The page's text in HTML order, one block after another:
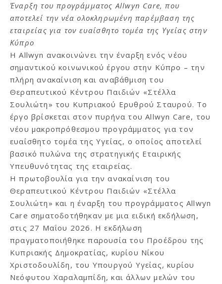
Έναρξη του προγράμματος Allwyn Care, που
αποτελεί την νέα ολοκληρωμένη παρέμβαση της
εταιρείας για τον ευαίσθητο τομέα της Υγείας στην
Κύπρο
Η Allwyn ανακοινώνει την έναρξη ενός νέου
σημαντικού κοινωνικού έργου στην Κύπρο – την
πλήρη ανακαίνιση και αναβάθμιση του
Θεραπευτικού Κέντρου Παιδιών «Στέλλα
Σουλιώτη» του Κυπριακού Ερυθρού Σταυρού. Το
έργο βρίσκεται στον πυρήνα του Allwyn Care, του
νέου μακροπρόθεσμου προγράμματος για τον
ευαίσθητο τομέα της Υγείας, ο οποίος αποτελεί
βασικό πυλώνα της στρατηγικής Εταιρικής
Υπευθυνότητας της εταιρείας.
Η πρωτοβουλία για την ανακαίνιση του
Θεραπευτικού Κέντρου Παιδιών «Στέλλα
Σουλιώτη» και η έναρξη του προγράμματος Allwyn
Care σηματοδοτήθηκαν με μια ειδική εκδήλωση,
στις 27 Μαΐου 2026. Η εκδήλωση
πραγματοποιήθηκε παρουσία του Προέδρου της
Κυπριακής Δημοκρατίας, κυρίου Νίκου
Χριστοδουλίδη, του Υπουργού Υγείας, κυρίου
Νεόφυτου Χαραλαμπίδη, και άλλων μελών του